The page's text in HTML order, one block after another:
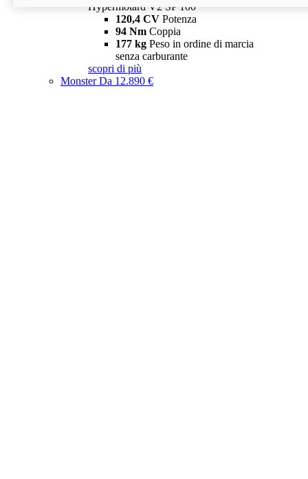
Hypermotard V2 SP 100
120,4 CV Potenza
94 Nm Coppia
177 kg Peso in ordine di marcia
senza carburante
scopri di più
MonsterDa 12.890 €